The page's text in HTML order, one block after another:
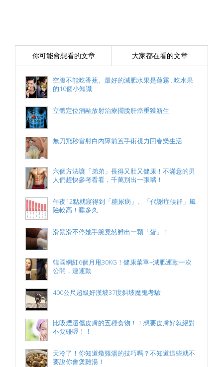
你可能會想看的文章 大家都在看的文章
空腹不能吃香蕉、最好的減肥水果是蓮霧…吃水果
的10個小知識
立體定位消融放射治療擺脫肝癌重獲新生
無刀飛秒雷射白內障前置手術視力回春樂生活
六個方法讓「弟弟」長得又壯又健康！不滿意的男
人們趕快參考看看，千萬別出一張嘴！
午夜12點就寢得到「糖尿病」、「代謝症候群」風
險較高！睡多久
滑鼠滑不停她手腕竟然孵出一顆「蛋」！
韓國網紅6個月甩30KG！健康菜單+減肥運動一次
公開，連運動
400公尺超級好漢坡37度斜坡魔鬼考驗
比吸煙還傷皮膚的五種食物！！想要皮膚好就絕對
不要碰喔！！
天冷了！你知道燉雞湯的技巧嗎？不知道這些就不
要說你會煲雞湯！